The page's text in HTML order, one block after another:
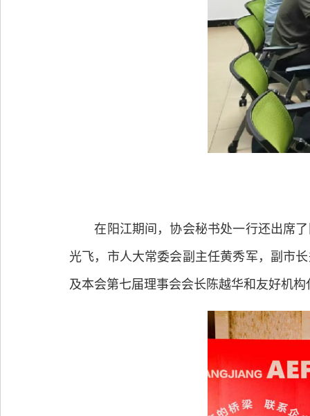
在阳江期间，协会秘书处一行还出席
光飞，市人大常委会副主任黄秀军，副市
及本会第七届理事会会长陈越华和友好机构